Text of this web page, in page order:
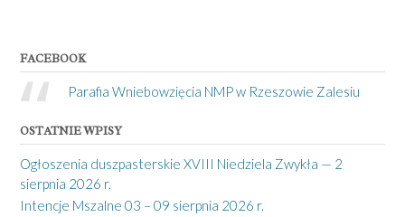
FACEBOOK
Parafia Wniebowzięcia NMP w Rzeszowie Zalesiu
OSTATNIE WPISY
Ogłoszenia duszpasterskie XVIII Niedziela Zwykła — 2
sierpnia 2026 r.
Intencje Mszalne 03 – 09 sierpnia 2026 r.